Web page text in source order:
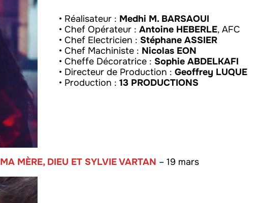
• Réalisateur : Medhi M. BARSAOUI
• Chef Opérateur : Antoine HEBERLE, AFC
• Chef Electricien : Stéphane ASSIER
• Chef Machiniste : Nicolas EON
• Cheffe Décoratrice : Sophie ABDELKAFI
• Directeur de Production :Geoffrey LUQUE
• Production :13 PRODUCTIONS
MA MÈRE, DIEU ET SYLVIE VARTAN – 19 mars